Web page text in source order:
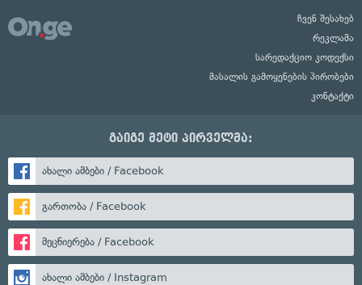
ჩვენ შესახებ
რეკლამა
სარედაქციო კოდექსი
მასალის გამოყენების პირობები
კონტაქტი
გაიგე მეტი პირველმა:
ახალი ამბები / Facebook
გართობა / Facebook
მეცნიერება / Facebook
ახალი ამბები / Instagram